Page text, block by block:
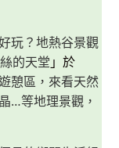
玩？地熱谷景觀
的天堂 」於
憩區，來看天然
…等地理景觀，